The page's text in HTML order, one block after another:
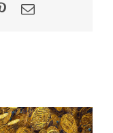
Pinterest
Email